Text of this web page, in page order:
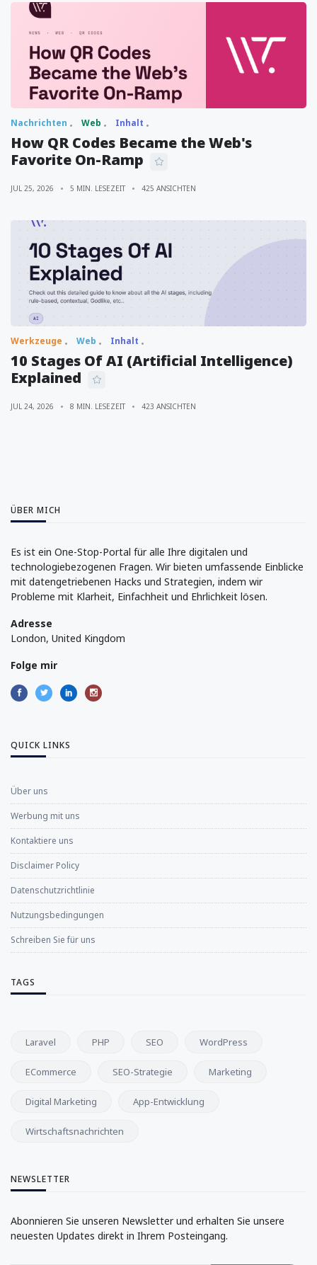
Nachrichten Web Inhalt
How QR Codes Became the Web's
Favorite On-Ramp
JUL 25, 2026 5 MIN. LESEZEIT 425 ANSICHTEN
Werkzeuge Web Inhalt
10 Stages Of AI (Artificial Intelligence)
Explained
JUL 24, 2026 8 MIN. LESEZEIT 423 ANSICHTEN
ÜBER MICH
Es ist ein One-Stop-Portal für alle Ihre digitalen und
technologiebezogenen Fragen. Wir bieten umfassende Einblicke
mit datengetriebenen Hacks und Strategien, indem wir
Probleme mit Klarheit, Einfachheit und Ehrlichkeit lösen.
Adresse
London, United Kingdom
Folge mir
QUICK LINKS
Über uns
Werbung mit uns
Kontaktiere uns
Disclaimer Policy
Datenschutzrichtlinie
Nutzungsbedingungen
Schreiben Sie für uns
TAGS
Laravel PHP SEO WordPress
ECommerce SEO-Strategie Marketing
Digital Marketing App-Entwicklung
Wirtschaftsnachrichten
NEWSLETTER
Abonnieren Sie unseren Newsletter und erhalten Sie unsere
neuesten Updates direkt in Ihrem Posteingang.